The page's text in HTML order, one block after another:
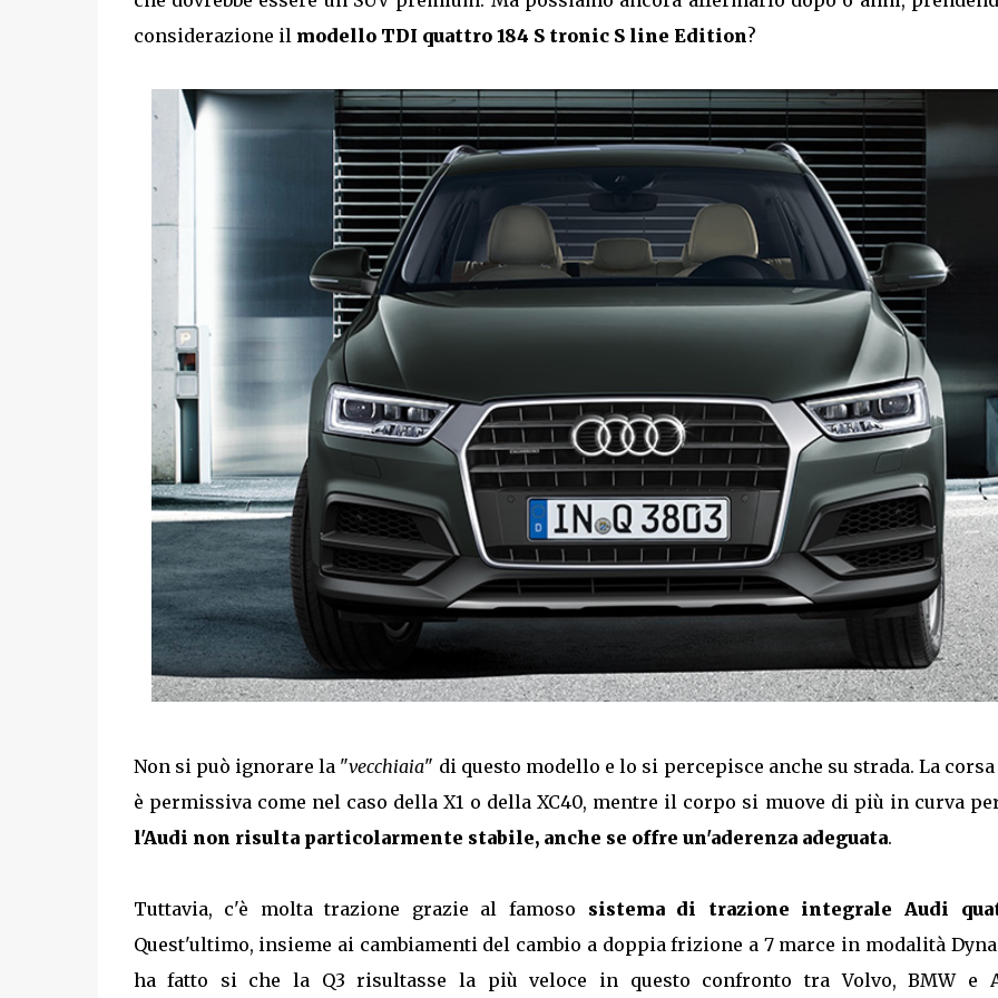
considerazione il modello TDI quattro 184 S tronic S line Edition?
Non si può ignorare la "vecchiaia" di questo modello e lo si percepisce anche su strada. La
è permissiva come nel caso della X1 o della XC40, mentre il corpo si muove di più in curva
l'Audi non risulta particolarmente stabile, anche se offre un'aderenza adeguata.
Tuttavia, c'è molta trazione grazie al famoso sistema di trazione integrale Audi
Quest'ultimo, insieme ai cambiamenti del cambio a doppia frizione a 7 marce in modalità
ha fatto si che la Q3 risultasse la più veloce in questo confronto tra Volvo, BMW e